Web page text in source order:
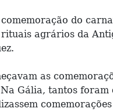
do
agrários da
as
Gália, tantos